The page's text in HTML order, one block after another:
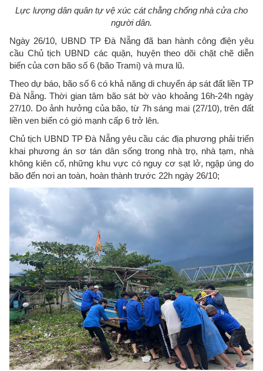
Lực lượng dân quân tự vệ xúc cát chằng chống nhà cửa cho
người dân.
Ngày 26/10, UBND TP Đà Nẵng đã ban hành công điện yêu
cầu Chủ tịch UBND các quận, huyện theo dõi chặt chẽ diễn
biến của cơn bão số 6 (bão Trami) và mưa lũ.
Theo dự báo, bão số 6 có khả năng di chuyển áp sát đất liền TP
Đà Nẵng. Thời gian tâm bão sát bờ vào khoảng 16h-24h ngày
27/10. Do ảnh hưởng của bão, từ 7h sáng mai (27/10), trên đất
liền ven biển có gió mạnh cấp 6 trở lên.
Chủ tịch UBND TP Đà Nẵng yêu cầu các địa phương phải triển
khai phương án sơ tán dân sống trong nhà trọ, nhà tạm, nhà
không kiên cố, những khu vực có nguy cơ sạt lở, ngập úng do
bão đến nơi an toàn, hoàn thành trước 22h ngày 26/10;